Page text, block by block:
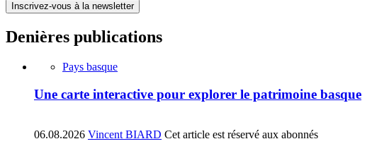
Inscrivez-vous à la newsletter
Denières publications
Pays basque
Une carte interactive pour explorer le patrimoine basque
06.08.2026 Vincent BIARD Cet article est réservé aux abonnés